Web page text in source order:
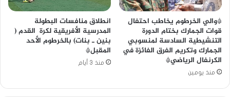
*والي الخرطوم يخاطب احتفال
قوات الجمارك بختام الدورة
التنشيطية السادسة لمنسوبي
الجمارك وتكريم الفرق الفائزة في
الكرنفال الرياضي*
منذ يومين
انطلاق منافسات البطولة
المدرسية الأفريقية لكرة القدم (
بنين ـ بنات) بالخرطوم الأحد
المقبل*
منذ 3 أيام